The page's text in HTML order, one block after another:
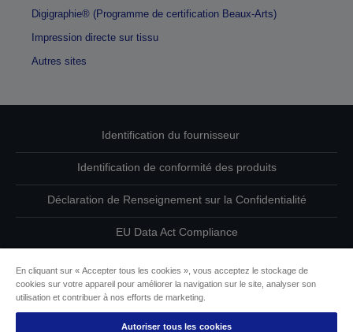
Digigraphie® (Programme de certification Beaux-Arts)
Impression directe sur tissu
Autres sites
Identification du fournisseur
Identification de conformité des produits
Déclaration de Renseignement sur la Confidentialité
EU Data Act Compliance
Informations sur les cookies
L’engagement d’Epson pour l’accessibilité
En cliquant sur « Accepter tous les cookies », vous acceptez le stockage de
cookies sur votre appareil pour améliorer la navigation sur le site, analyser son
utilisation et contribuer à nos efforts de marketing.
Autoriser tous les cookies